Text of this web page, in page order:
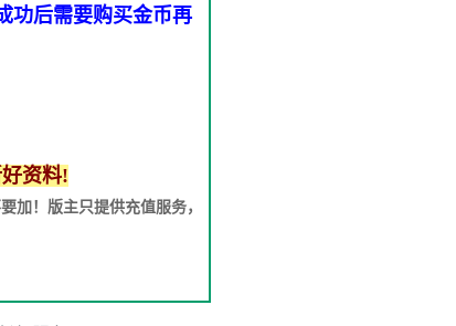
功后需要购买金币再
资料!
加！版主只提供充值服务，